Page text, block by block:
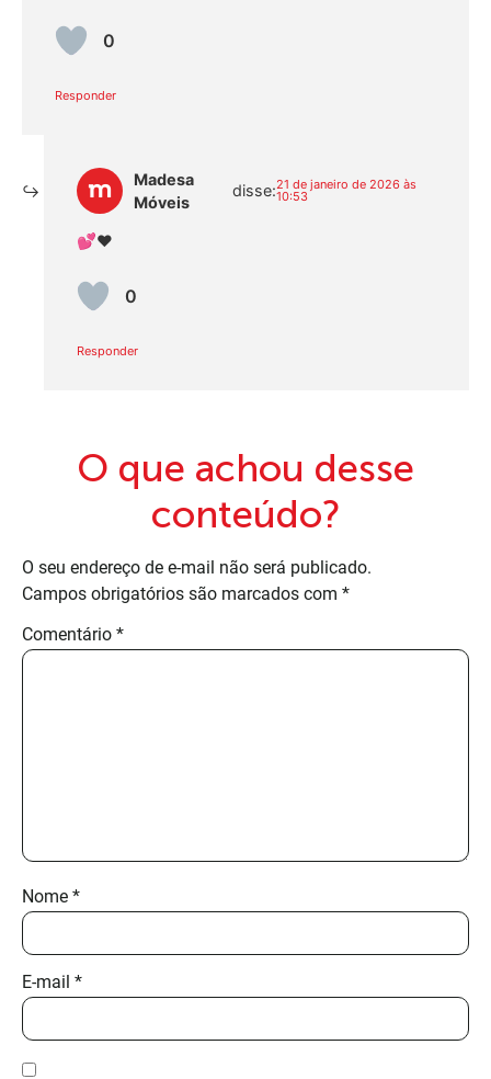
0
Responder
Madesa
Móveis
disse:21 de janeiro de 2026 às
10:53
💕❤️
0
Responder
O que achou desse
conteúdo?
O seu endereço de e-mail não será publicado.
Campos obrigatórios são marcados com *
Comentário *
Nome *
E-mail *